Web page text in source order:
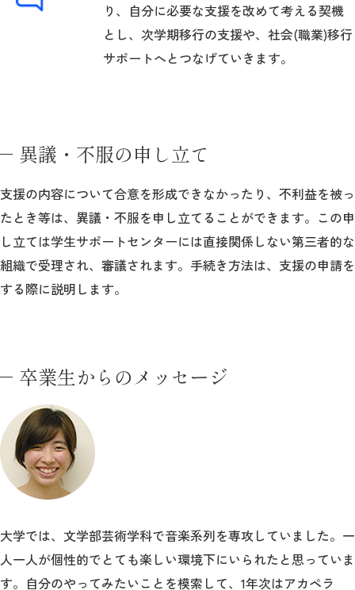
り、自分に必要な支援を改めて考える契機
とし、次学期移行の支援や、社会(職業)移行
サポートへとつなげていきます。
異議・不服の申し立て
支援の内容について合意を形成できなかったり、不利益を被っ
たとき等は、異議・不服を申し立てることができます。この申
し立ては学生サポートセンターには直接関係しない第三者的な
組織で受理され、審議されます。手続き方法は、支援の申請を
する際に説明します。
卒業生からのメッセージ
大学では、文学部芸術学科で音楽系列を専攻していました。一
人一人が個性的でとても楽しい環境下にいられたと思っていま
す。自分のやってみたいことを模索して、1年次はアカペラ